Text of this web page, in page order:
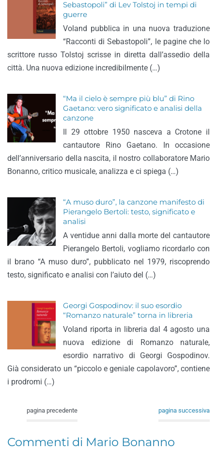
Sebastopoli” di Lev Tolstoj in tempi di
guerre
Voland pubblica in una nuova traduzione
“Racconti di Sebastopoli”, le pagine che lo
scrittore russo Tolstoj scrisse in diretta dall’assedio della
città. Una nuova edizione incredibilmente (…)
“Ma il cielo è sempre più blu” di Rino
Gaetano: vero significato e analisi della
canzone
Il 29 ottobre 1950 nasceva a Crotone il
cantautore Rino Gaetano. In occasione
dell’anniversario della nascita, il nostro collaboratore Mario
Bonanno, critico musicale, analizza e ci spiega (…)
“A muso duro”, la canzone manifesto di
Pierangelo Bertoli: testo, significato e
analisi
A ventidue anni dalla morte del cantautore
Pierangelo Bertoli, vogliamo ricordarlo con
il brano “A muso duro”, pubblicato nel 1979, riscoprendo
testo, significato e analisi con l’aiuto del (…)
Georgi Gospodinov: il suo esordio
“Romanzo naturale” torna in libreria
Voland riporta in libreria dal 4 agosto una
nuova edizione di Romanzo naturale,
esordio narrativo di Georgi Gospodinov.
Già considerato un “piccolo e geniale capolavoro”, contiene
i prodromi (…)
pagina precedente pagina successiva
Commenti di Mario Bonanno